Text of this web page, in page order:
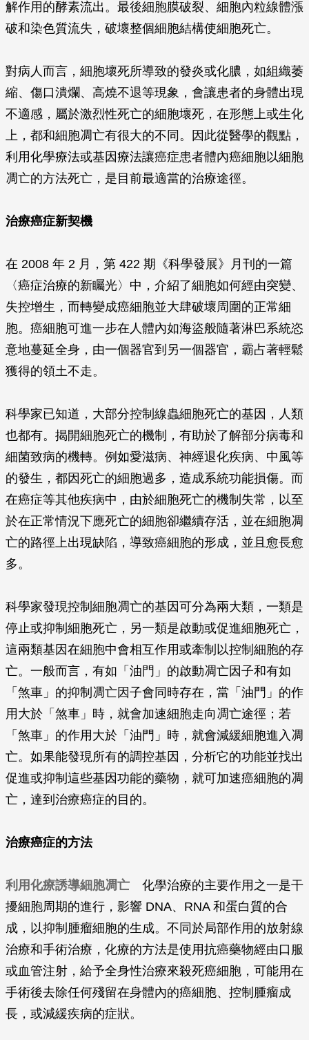
解作用的酵素流出。最後細胞膜破裂、細胞內粒線體漲
破和染色質流失，破壞整個細胞結構使細胞死亡。
對病人而言，細胞壞死所導致的發炎或化膿，如組織萎
縮、傷口潰爛、高燒不退等現象，會讓患者的身體出現
不適感，屬於激烈性死亡的細胞壞死，在形態上或生化
上，都和細胞凋亡有很大的不同。因此從醫學的觀點，
利用化學療法或基因療法讓癌症患者體內癌細胞以細胞
凋亡的方法死亡，是目前最適當的治療途徑。
治療癌症新契機
在 2008 年 2 月，第 422 期《科學發展》月刊的一篇
〈癌症治療的新矚光〉中，介紹了細胞如何經由突變、
失控增生，而轉變成癌細胞並大肆破壞周圍的正常細
胞。癌細胞可進一步在人體內如海盜般隨著淋巴系統恣
意地蔓延全身，由一個器官到另一個器官，霸占著輕鬆
獲得的領土不走。
科學家已知道，大部分控制線蟲細胞死亡的基因，人類
也都有。揭開細胞死亡的機制，有助於了解部分病毒和
細菌致病的機轉。例如愛滋病、神經退化疾病、中風等
的發生，都因死亡的細胞過多，造成系統功能損傷。而
在癌症等其他疾病中，由於細胞死亡的機制失常，以至
於在正常情況下應死亡的細胞卻繼續存活，並在細胞凋
亡的路徑上出現缺陷，導致癌細胞的形成，並且愈長愈
多。
科學家發現控制細胞凋亡的基因可分為兩大類，一類是
停止或抑制細胞死亡，另一類是啟動或促進細胞死亡，
這兩類基因在細胞中會相互作用或牽制以控制細胞的存
亡。一般而言，有如「油門」的啟動凋亡因子和有如
「煞車」的抑制凋亡因子會同時存在，當「油門」的作
用大於「煞車」時，就會加速細胞走向凋亡途徑；若
「煞車」的作用大於「油門」時，就會減緩細胞進入凋
亡。如果能發現所有的調控基因，分析它的功能並找出
促進或抑制這些基因功能的藥物，就可加速癌細胞的凋
亡，達到治療癌症的目的。
治療癌症的方法
利用化療誘導細胞凋亡 化學治療的主要作用之一是干
擾細胞周期的進行，影響 DNA、RNA 和蛋白質的合
成，以抑制腫瘤細胞的生成。不同於局部作用的放射線
治療和手術治療，化療的方法是使用抗癌藥物經由口服
或血管注射，給予全身性治療來殺死癌細胞，可能用在
手術後去除任何殘留在身體內的癌細胞、控制腫瘤成
長，或減緩疾病的症狀。